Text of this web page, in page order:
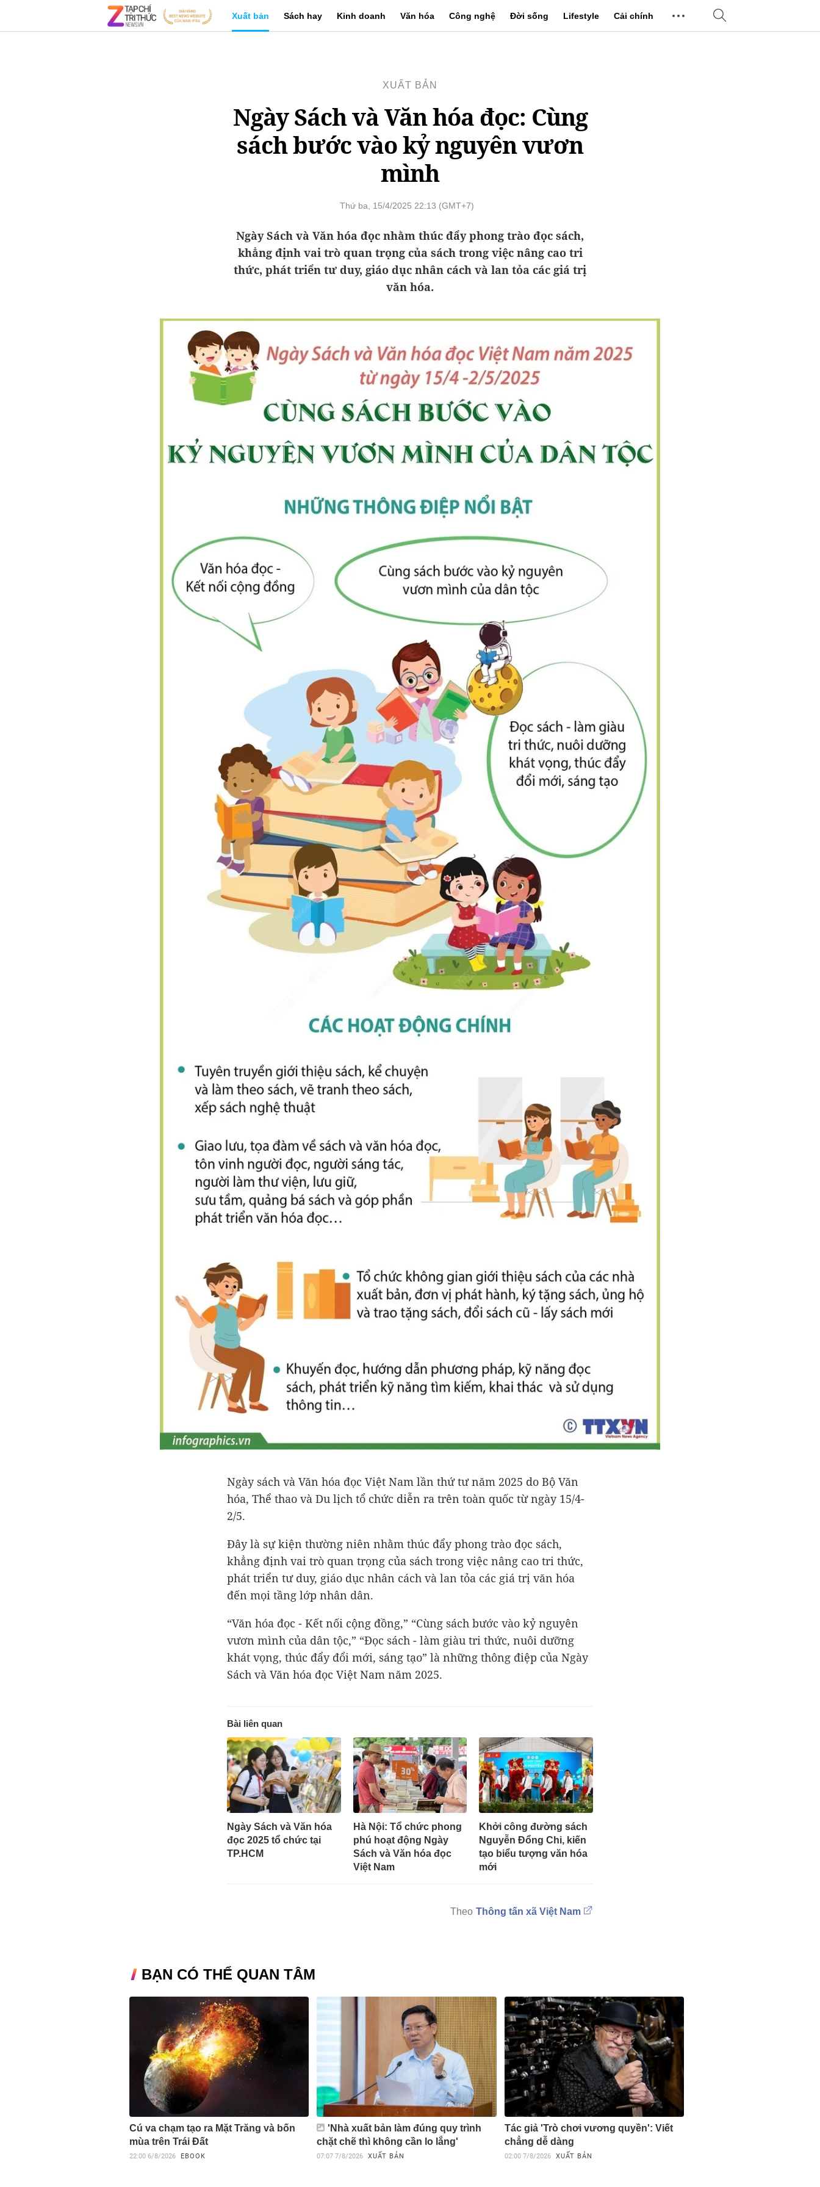
Xuất bản Sách hay Kinh doanh Văn hóa Công nghệ Đời sống Lifestyle Cải chính
XUẤT BẢN
Ngày Sách và Văn hóa đọc: Cùng
sách bước vào kỷ nguyên vươn
mình
Thứ ba, 15/4/2025 22:13 (GMT+7)
Ngày Sách và Văn hóa đọc nhằm thúc đẩy phong trào đọc sách,
khẳng định vai trò quan trọng của sách trong việc nâng cao tri
thức, phát triển tư duy, giáo dục nhân cách và lan tỏa các giá trị
văn hóa.
Ngày sách và Văn hóa đọc Việt Nam lần thứ tư năm 2025 do Bộ Văn
hóa, Thể thao và Du lịch tổ chức diễn ra trên toàn quốc từ ngày 15/4-
2/5.
Đây là sự kiện thường niên nhằm thúc đẩy phong trào đọc sách,
khẳng định vai trò quan trọng của sách trong việc nâng cao tri thức,
phát triển tư duy, giáo dục nhân cách và lan tỏa các giá trị văn hóa
đến mọi tầng lớp nhân dân.
“Văn hóa đọc - Kết nối cộng đồng,” “Cùng sách bước vào kỷ nguyên
vươn mình của dân tộc,” “Đọc sách - làm giàu tri thức, nuôi dưỡng
khát vọng, thúc đẩy đổi mới, sáng tạo” là những thông điệp của Ngày
Sách và Văn hóa đọc Việt Nam năm 2025.
Bài liên quan
Ngày Sách và Văn hóa
đọc 2025 tổ chức tại
TP.HCM
Hà Nội: Tổ chức phong
phú hoạt động Ngày
Sách và Văn hóa đọc
Việt Nam
Khởi công đường sách
Nguyễn Đổng Chi, kiến
tạo biểu tượng văn hóa
mới
Thông tấn xã Việt Nam
BẠN CÓ THỂ QUAN TÂM
Cú va chạm tạo ra Mặt Trăng và bốn
mùa trên Trái Đất
22:00 6/8/2026 EBOOK
'Nhà xuất bản làm đúng quy trình
chặt chẽ thì không cần lo lắng'
07:07 7/8/2026 XUẤT BẢN
Tác giả 'Trò chơi vương quyền': Viết
chẳng dễ dàng
02:00 7/8/2026 XUẤT BẢN